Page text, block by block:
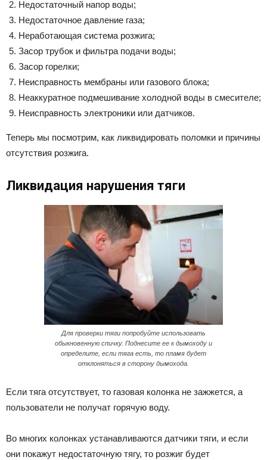
Недостаточный напор воды;
Недостаточное давление газа;
Неработающая система розжига;
Засор трубок и фильтра подачи воды;
Засор горелки;
Неисправность мембраны или газового блока;
Неаккуратное подмешивание холодной воды в смесителе;
Неисправность электроники или датчиков.
Теперь мы посмотрим, как ликвидировать поломки и причины
отсутствия розжига.
Ликвидация нарушения тяги
Для проверки тяги попробуйте использовать
обыкновенную спичку. Поднесите ее к дымоходу и
определите, если тяга есть, то пламя будет
отклоняться в сторону дымохода.
Если тяга отсутствует, то газовая колонка не зажжется, а
пользователи не получат горячую воду.
Во многих колонках устанавливаются датчики тяги, и если
они покажут недостаточную тягу, то розжиг будет